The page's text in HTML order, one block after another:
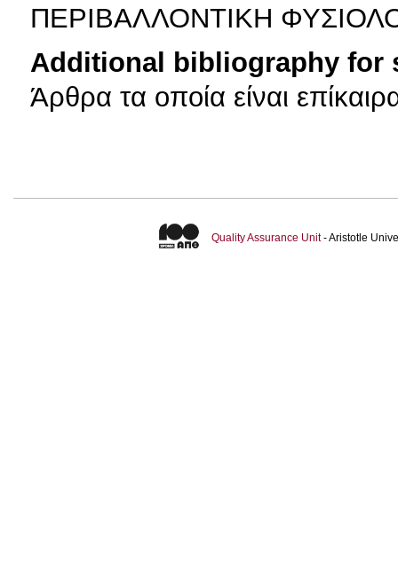
ΠΕΡΙΒΑΛΛΟΝΤΙΚΗ
Additional bibliography for
Άρθρα τα οποία είναι
Quality Assurance Unit- Aristotle